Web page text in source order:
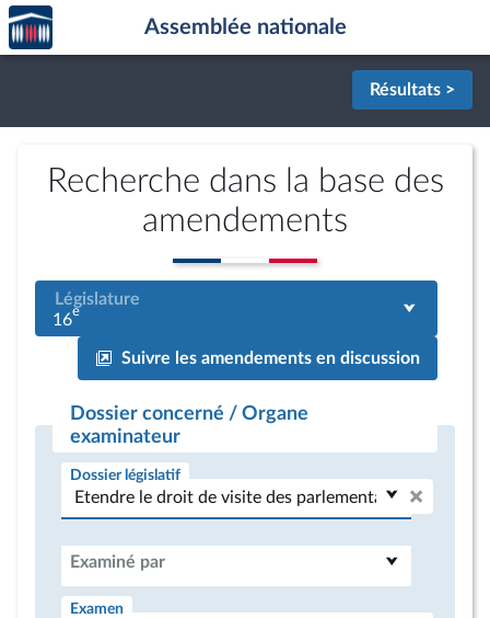
Aller au contenu
Aller en bas de la page
Accèder
à la
page
Assemblée nationale
Résultats >
Recherche dans la base des
amendements
Législature
16e
Suivre les amendements en discussion
Dossier concerné / Organe
examinateur
Dossier législatif
Examiné par
Examen